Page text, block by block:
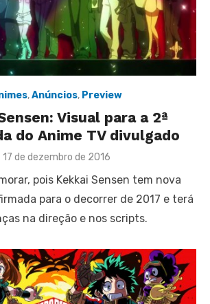
,Anúncios, Preview
Visual para a 2ª
do Anime TV divulgado
Posted
17 de dezembro de 2016
pois Kekkai Sensen tem nova
para o decorrer de 2017 e terá
na direção e nos scripts.